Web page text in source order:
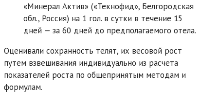
«Минерал Актив» («Текнофид», Белгородская
обл., Россия) на 1 гол. в сутки в течение 15
дней — за 60 дней до предполагаемого отела.
Оценивали сохранность телят, их весовой рост
путем взвешивания индивидуально из расчета
показателей роста по общепринятым методам и
формулам.